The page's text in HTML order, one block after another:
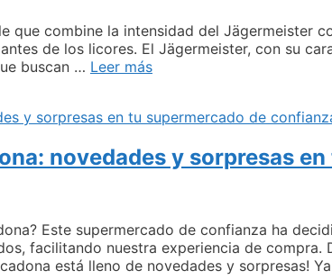
que combine la intensidad del Jägermeister
de los licores. El Jägermeister, con su
buscan … Leer másDescubre
combinación
Lidl
y
mezcla
irresistible
novedades y sorpresas
Este supermercado de confianza ha
facilitando nuestra experiencia de
está lleno de novedades y sorpresas!